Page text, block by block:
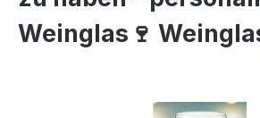
Weinglas🍷
Bildergalerie überspringen